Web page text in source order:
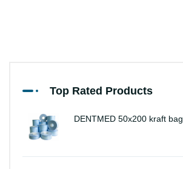
Top Rated Products
DENTMED 50x200 kraft bag